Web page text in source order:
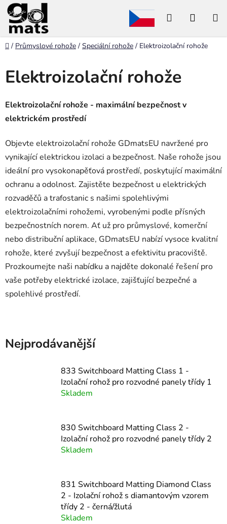
Přejít
na
obsah
Hledat
Domů
/ Průmyslové rohože / Speciální rohože / Elektroizolační rohože
Elektroizolační rohože
Elektroizolační rohože - maximální bezpečnost v
elektrickém prostředí
Objevte elektroizolační rohože GDmatsEU navržené pro
vynikající elektrickou izolaci a bezpečnost. Naše rohože jsou
ideální pro vysokonapěťová prostředí, poskytující maximální
ochranu a odolnost. Zajistěte bezpečnost u elektrických
rozvaděčů a trafostanic s našimi spolehlivými
elektroizolačními rohožemi, vyrobenými podle přísných
bezpečnostních norem. Ať už pro průmyslové, komerční
nebo distribuční aplikace, GDmatsEU nabízí vysoce kvalitní
rohože, které zvyšují bezpečnost a efektivitu pracoviště.
Prozkoumejte naši nabídku a najděte dokonalé řešení pro
vaše potřeby elektrické izolace, zajišťující bezpečné a
spolehlivé prostředí.
Nejprodávanější
833 Switchboard Matting Class 1 -
Izolační rohož pro rozvodné panely třídy 1
Skladem
830 Switchboard Matting Class 2 -
Izolační rohož pro rozvodné panely třídy 2
Skladem
831 Switchboard Matting Diamond Class
2 - Izolační rohož s diamantovým vzorem
třídy 2 - černá/žlutá
Skladem